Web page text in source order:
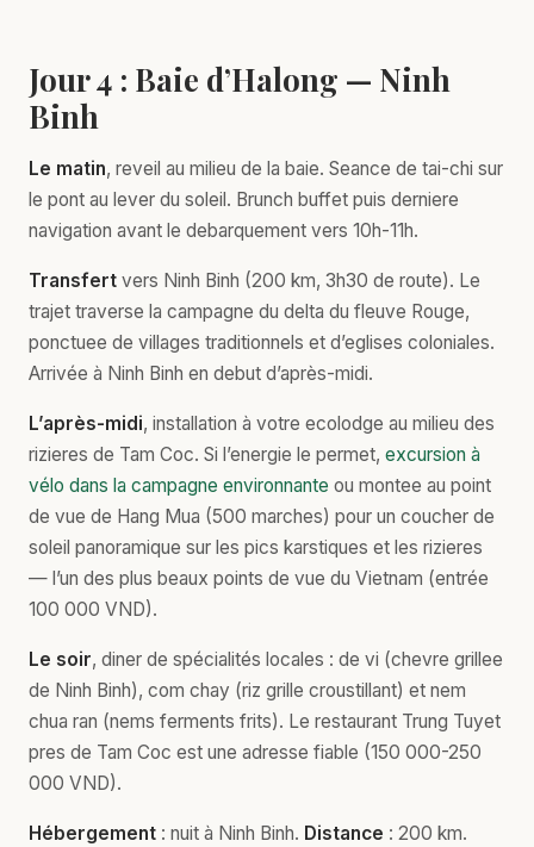
Jour 4 : Baie d’Halong — Ninh
Binh
Le matin, reveil au milieu de la baie. Seance de tai-chi sur
le pont au lever du soleil. Brunch buffet puis derniere
navigation avant le debarquement vers 10h-11h.
Transfert vers Ninh Binh (200 km, 3h30 de route). Le
trajet traverse la campagne du delta du fleuve Rouge,
ponctuee de villages traditionnels et d’eglises coloniales.
Arrivée à Ninh Binh en debut d’après-midi.
L’après-midi, installation à votre ecolodge au milieu des
rizieres de Tam Coc. Si l’energie le permet, excursion à
vélo dans la campagne environnante ou montee au point
de vue de Hang Mua (500 marches) pour un coucher de
soleil panoramique sur les pics karstiques et les rizieres
— l’un des plus beaux points de vue du Vietnam (entrée
100 000 VND).
Le soir, diner de spécialités locales : de vi (chevre grillee
de Ninh Binh), com chay (riz grille croustillant) et nem
chua ran (nems ferments frits). Le restaurant Trung Tuyet
pres de Tam Coc est une adresse fiable (150 000-250
000 VND).
Hébergement : nuit à Ninh Binh. Distance : 200 km.